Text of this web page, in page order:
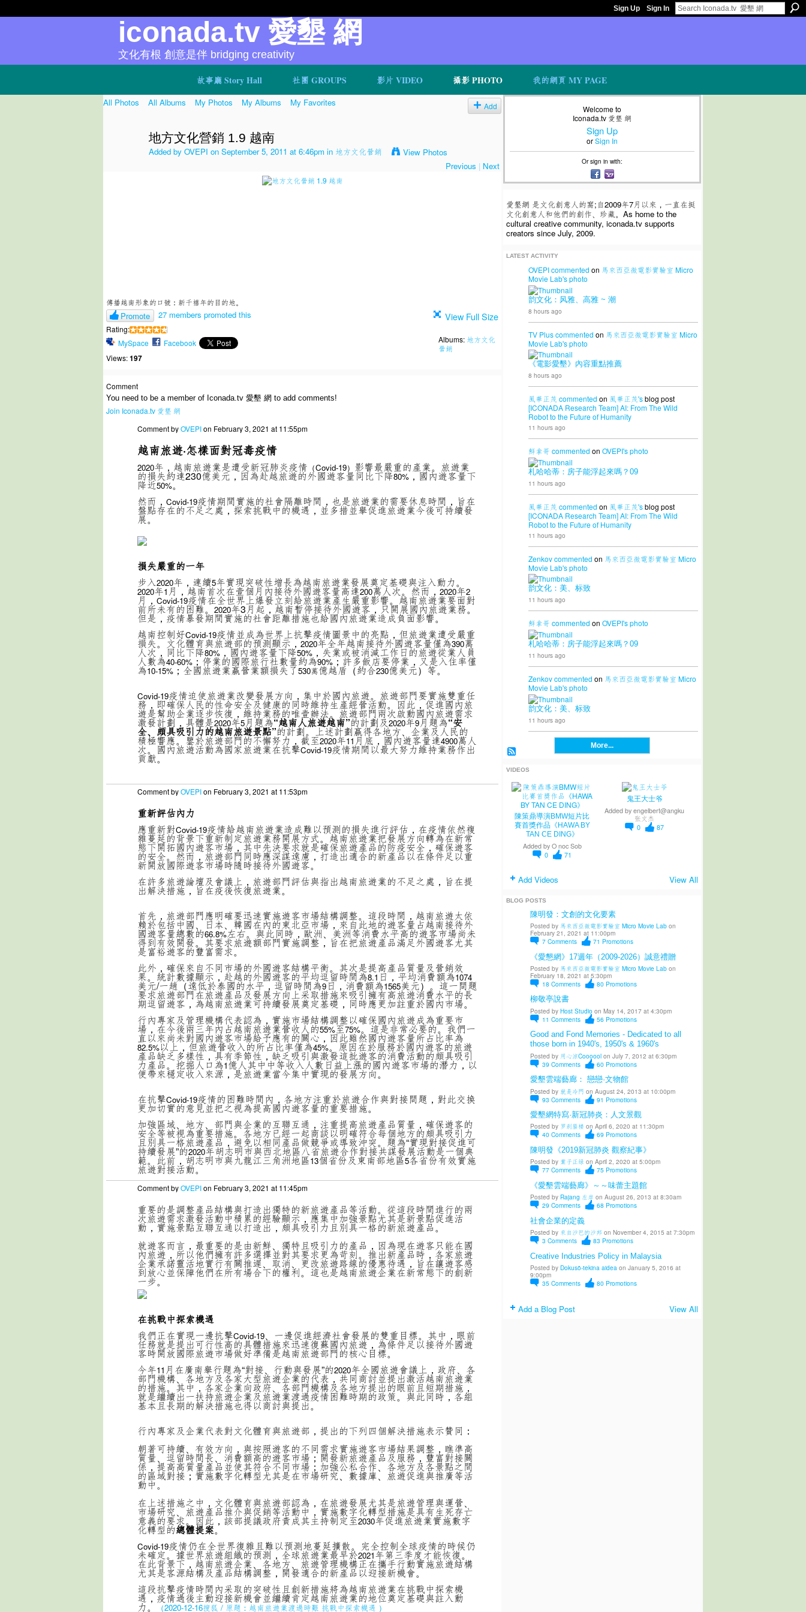
Sign Up Sign In
故事廳 Story Hall 社團 GROUPS 影片 VIDEO 攝影 PHOTO 我的網頁 MY PAGE
iconada.tv 愛墾 網
文化有根 創意是伴 bridging creativity
All Photos All Albums My Photos My Albums My Favorites Add
地方文化營銷 1.9 越南
Added by OVEPI on September 5, 2011 at 6:46pm in 地方文化營銷
View Photos
Previous | Next
傳播越南形象的口號：新千禧年的目的地。
Promote 27 members promoted this
Rating:
MySpace
Facebook
Views:197
View Full Size
Albums: 地方文化
營銷
Comment
You need to be a member of Iconada.tv 愛墾 網 to add comments!
Join Iconada.tv 愛墾 網
Comment byOVEPIon February 3, 2021 at 11:55pm
越南旅遊·怎樣面對冠毒疫情
2020年，越南旅遊業是遭受新冠肺炎疫情 （Covid-19） 影響最嚴重的產業。旅遊業
的損失約達230億美元，因為赴越旅遊的外國遊客量同比下降80%，國內遊客量下
降近50%。
然而， Covid-19疫情期間實施的社會隔離時間，也是旅遊業的需要休息時間，旨在
盤點存在的不足之處，探索挑戰中的機遇，並多措並舉促進旅遊業今後可持續發
展。
損失嚴重的一年
步入2020年，連續5年實現突破性增長為越南旅遊業發展奠定基礎與注入動力。
2020年1 月，越南首次在壹個月內接待外國遊客量高達200萬人次。然而，2020年2
月， Covid-19疫情在全世界上爆發立刻給旅遊業產生嚴重影響。越南旅遊業要面對
前所未有的困難。 2020年3月起，越南暫停接待外國遊客，只開展國內旅遊業務。
但是，疫情暴發期間實施的社會距離措施也給國內旅遊業造成負面影響。
越南控制好Covid-19疫情並成為世界上抗擊疫情圖景中的亮點，但旅遊業遭受嚴重
損失。文化體育與旅遊部的預測顯示，2020年全年越南接待外國遊客量僅為390萬
人次，同比下降80%，國內遊客量下降50% ，失業或被消減工作日的旅遊從業人員
人數為40-60% ；停業的國際旅行社數量約為90%；許多飯店要停業，又是入住率僅
為10-15% ；全國旅遊業贏營業額損失了530萬億越盾（約合230億美元）等。
Covid-19疫情迫使旅遊業改變發展方向，集中於國內旅遊。旅遊部門要實施雙重任
務，即確保人民的性命安全及健康的同時維持生產經營活動。因此，促進國內旅
遊是幫助企業逐步恢復，維持業務的唯壹辦法。旅遊部門兩次啟動國內旅遊需求
激發計劃，具體是2020年5月題為“越南人旅遊越南”的計劃及2020年9月題為“安
全、頗具吸引力的越南旅遊景點”的計劃。上述計劃贏得各地方、企業及人民的
積極響應。鑒於旅遊部門的不懈努力，截至2020年11月底，國內遊客量達4900萬人
次。國內旅遊活動為國家旅遊業在抗擊Covid-19疫情期間以最大努力維持業務作出
貢獻。
Comment byOVEPIon February 3, 2021 at 11:53pm
重新評估內力
應重新對Covid-19疫情給越南旅遊業造成難以預測的損失進行評估，在疫情依然複
雜蔓延的背景下重新制定旅遊業務開展方式。越南旅遊業把發展方向轉為在新常
態下開拓國內遊客市場，其中先決要求就是確保旅遊產品的防疫安全，確保遊客
的安全。然而，旅遊部門同時應深謀遠慮，打造出適合的新產品以在條件足以重
新開放國際遊客市場時隨時接待外國遊客。
在許多旅遊論壇及會議上，旅遊部門評估與指出越南旅遊業的不足之處，旨在提
出解決措施，旨在疫後恢復旅遊業。
首先，旅遊部門應明確要迅速實施遊客市場結構調整。這段時間，越南旅遊太依
賴於包括中國、日本、韓國在內的東北亞市場，來自此地的遊客量占越南接待外
國遊客量總數的66.8%左右。與此同時，歐洲、美洲等消費水平高的遊客市場尚未
得到有效開發。其要求旅遊額部門實施調整，旨在把旅遊產品滿足外國遊客尤其
是富裕遊客的豐富需求。
此外，確保來自不同市場的外國遊客結構平衡。其次是提高產品質量及營銷效
果。統計數據顯示，赴越的外國遊客的平均逗留時間為8.1日，平均消費額為1074
美元/一趟（遠低於泰國的水平，逗留時間為9日，消費額為1565美元）。這一問題
要求旅遊部門在旅遊產品及發展方向上采取措施來吸引擁有高旅遊消費水平的長
期逗留遊客，為越南旅遊業可持續發展奠定基礎，同時應更加註重於國內市場。
行內專家及管理機構代表認為，實施市場結構調整以確保國內旅遊成為重要市
場，在今後兩三年內占越南旅遊業營收人的55%至75%。這是非常必要的。我們一
直以來尚未對國內遊客市場給予應有的關心，因此雖然國內遊客量所占比率為
82.5%以上，但旅遊營收入的所占比率僅為45%。原因在於服務於國內遊客的旅遊
產品缺乏多樣性，具有季節性，缺乏吸引與激發這批遊客的消費活動的頗具吸引
力產品。挖掘人口為1億人其中中等收入人數日益上漲的國內遊客市場的潛力，以
便帶來穩定收入來源，是旅遊業當今集中實現的發展方向。
在抗擊Covid-19疫情的困難時間內，各地方注重於旅遊合作與對接問題，對此交換
更加切實的意見並把之視為提高國內遊客量的重要措施。
加強區域、地方、部門與企業的互聯互通，注重提高旅遊產品質量，確保遊客的
安全等被視為重要措施。各地方已經一起商談以明確符合每個地方的頗具吸引力
且別具一格旅遊產品，避免以相同產品做競爭或導致沖突。題為“實現對接促進可
持續發展”的2020年胡志明市與西北地區八省旅遊合作對接共謀發展活動是一個典
範。此前，胡志明市與九龍江三角洲地區13個省份及東南部地區5各省份有效實施
旅遊對接活動。
Comment byOVEPIon February 3, 2021 at 11:45pm
重要的是調整產品結構與打造出獨特的新旅遊產品等活動。從這段時間進行的兩
次旅遊需求激發活動中積累的經驗顯示，應集中加強景點尤其是新景點促進活
動，實施景點互聯互通以打造出，頗具吸引力且別具一格的新旅遊產品。
就遊客而言，最重要的是由新鮮、獨特且吸引力的產品，因為現在遊客只能在國
內旅遊，所以他們擁有許多選擇並對其要求更為苛刻。推出新產品時，各家旅遊
企業承諾靈活地實行有關推遲、取消、更改旅遊路線的優惠待遇，旨在讓遊客感
到放心並保障他們在所有場合下的權利。這也是越南旅遊企業在新常態下的創新
一步。
在挑戰中探索機遇
我們正在實現一邊抗擊Covid-19、一邊促進經濟社會發展的雙重目標。其中，眼前
任務就是提出可行性高的具體措施來迅速復蘇國內旅遊，為條件足以接待外國遊
客時開放國際旅遊市場做好準備是越南旅遊部門的核心目標。
今年11 月在廣南舉行題為“對接、行動與發展”的2020年全國旅遊會議上，政府、各
部門機構、各地方及各家大型旅遊企業的代表，共同商討並提出激活越南旅遊業
的措施。其中，各家企業向政府、各部門機構及各地方提出的眼前且短期措施，
就是繼續出一扶持旅遊企業及旅遊業渡過疫情困難時期的政策。與此同時，各組
基本且長期的解決措施也得以商討與提出。
行內專家及企業代表對文化體育與旅遊部，提出的下列四個解決措施表示贊同：
朝著可持續、有效方向，與按照遊客的不同需求實施遊客市場結果調整，瞧準高
質量、逗留時間長、消費額高的遊客市場；開發新旅遊產品及服務，豐富對接關
係，提高高質量產品並使其符合不同市場；加強公私合作、各地方及各景點之間
的區域對接；實施數字化轉型尤其是在市場研究、數據庫、旅遊促進與推廣等活
動中。
在上述措施之中，文化體育與旅遊部認為，在旅遊發展尤其是旅遊管理與運營、
市場研究、旅遊產品推介與促銷等活動中，實施數字化轉型措施是具有生死存亡
意義的要求。因此，該部提議政府責成其主持制定至2030年促進旅遊業實施數字
化轉型的總體提案。
Covid-19疫情仍在全世界復雜且難以預測地蔓延擴散。完全控制全球疫情的時候仍
未確定。據世界旅遊組織的預測，全球旅遊業最早於2021年第三季度才能恢復。
在此背景下，越南旅遊企業、各地方、旅遊管理機構正在攜手行動實施旅遊結構
尤其是客源結構及產品結構調整，開發適合的新產品以迎接新機會。
這段抗擊疫情時間內采取的突破性且創新措施將為越南旅遊業在挑戰中探索機
遇，疫情過後主動迎接新機會並繼續肯定越南旅遊業的地位奠定基礎與註入動
力。 （2020-12-16搜狐 / 原題：越南旅遊業渡過時艱 挑戰中探索機遇 ）
Welcome to
Iconada.tv 愛墾 網
Sign Up
orSign In
Or sign in with:
愛墾網 是文化創意人的窩;自2009年7月以來，一直在挺
文化創意人和他們的創作、珍藏。As home to the
cultural creative community, iconada.tv supports
creators since July, 2009.
LATEST ACTIVITY
OVEPIcommented on 馬來西亞微電影實驗室 Micro
Movie Lab'sphoto
韵文化：风雅、高雅 ~ 潮
8 hours ago
TV Pluscommented on 馬來西亞微電影實驗室 Micro
Movie Lab'sphoto
《電影愛墾》內容重點推薦
8 hours ago
風華正茂 commented on 風華正茂'sblog post
[ICONADA Research Team] AI: From The Wild
Robot to the Future of Humanity
11 hours ago
鮮拿哥 commented on OVEPI'sphoto
札哈哈蒂：房子能浮起來嗎？09
11 hours ago
風華正茂 commented on 風華正茂'sblog post
[ICONADA Research Team] AI: From The Wild
Robot to the Future of Humanity
11 hours ago
Zenkovcommented on 馬來西亞微電影實驗室 Micro
Movie Lab'sphoto
韵文化：美、标致
11 hours ago
鮮拿哥 commented on OVEPI'sphoto
札哈哈蒂：房子能浮起來嗎？09
11 hours ago
Zenkovcommented on 馬來西亞微電影實驗室 Micro
Movie Lab'sphoto
韵文化：美、标致
11 hours ago
More...
VIDEOS
陳策鼎導演BMW短片比
賽首獎作品《HAWA BY
TAN CE DING》
Added by O noc Sob
0
71
鬼王大士爷
Added byengelbert@angku
张文杰
0
87
Add Videos View All
BLOG POSTS
陳明發：文創的文化要素
Posted by 馬來西亞微電影實驗室 Micro Movie Labon
February 21, 2021 at 11:00pm
7 Comments 71 Promotions
《愛懇網》17週年（2009-2026）誠意禮贈
Posted by 馬來西亞微電影實驗室 Micro Movie Labon
February 18, 2021 at 5:30pm
18 Comments 80 Promotions
柳敬亭說書
Posted by Host Studioon May 14, 2017 at 4:30pm
11 Comments 56 Promotions
Good and Fond Memories - Dedicated to all
those born in 1940's, 1950's & 1960's
Posted by 用心涼Cooooolon July 7, 2012 at 6:30pm
39 Comments 60 Promotions
愛墾雲端藝廊： 戀戀·文物館
Posted by 就是冷門 on August 24, 2013 at 10:00pm
93 Comments 91 Promotions
愛墾網特寫·新冠肺炎：人文景觀
Posted by 罗刹蜃楼 on April 6, 2020 at 11:30pm
40 Comments 69 Promotions
陳明發《2019新冠肺炎 觀察紀事》
Posted by 葉子正绿 on April 2, 2020 at 5:00pm
77 Comments 75 Promotions
《愛墾雲端藝廊》～～味蕾主題館
Posted by Rajang 左岸 on August 26, 2013 at 8:30am
29 Comments 68 Promotions
社會企業的定義
Posted by 來自沙巴的沙邦 on November 4, 2015 at 7:30pm
3 Comments 83 Promotions
Creative Industries Policy in Malaysia
Posted by Dokusō-tekina aideaon January 5, 2016 at
9:00pm
35 Comments 80 Promotions
Add a Blog Post View All